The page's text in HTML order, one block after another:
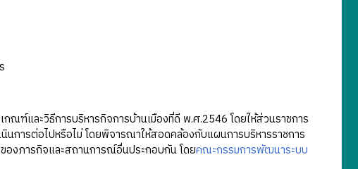
ณฑ์และวิธีการบริหารกิจการบ้านเมืองที่ดี พ.ศ.2546 โดยให้ส่วนราชการ
นการต่อไปหรือไม่ โดยพิจารณาให้สอดคล้องกับแผนการบริหารราชการ
องภารกิจและสถานการณ์อื่นประกอบกัน โดยคณะกรรมการพัฒนาระบบ